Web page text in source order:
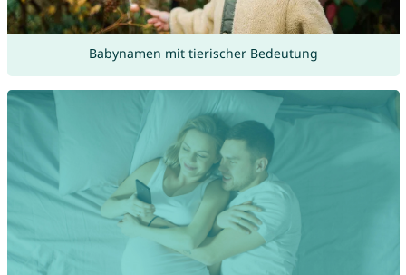
Babynamen mit tierischer Bedeutung